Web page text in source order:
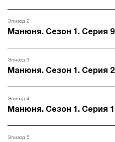
Эпизод 2
Манюня. Сезон 1. Серия 9
Эпизод 3
Манюня. Сезон 1. Серия 2
Эпизод 4
Манюня. Сезон 1. Серия 1
Эпизод 5